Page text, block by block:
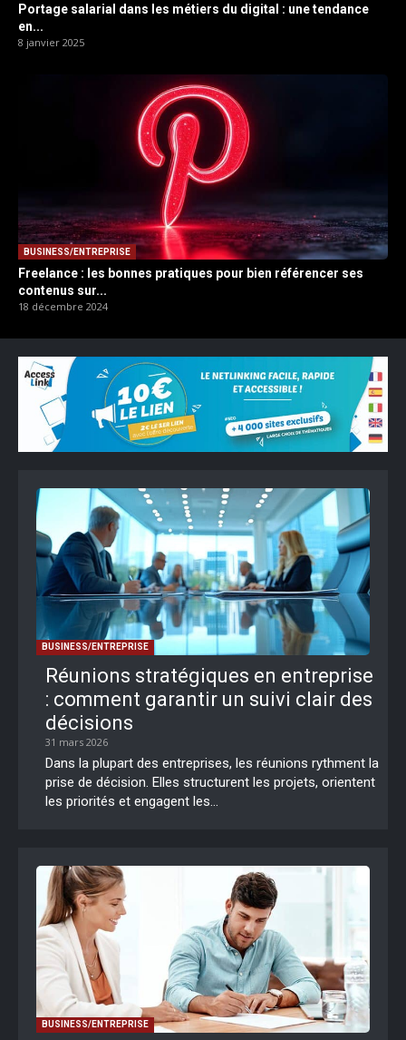
Portage salarial dans les métiers du digital : une tendance
en...
8 janvier 2025
BUSINESS/ENTREPRISE
Freelance : les bonnes pratiques pour bien référencer ses
contenus sur...
18 décembre 2024
BUSINESS/ENTREPRISE
Réunions stratégiques en entreprise
: comment garantir un suivi clair des
décisions
31 mars 2026
Dans la plupart des entreprises, les réunions rythment la
prise de décision. Elles structurent les projets, orientent
les priorités et engagent les...
BUSINESS/ENTREPRISE